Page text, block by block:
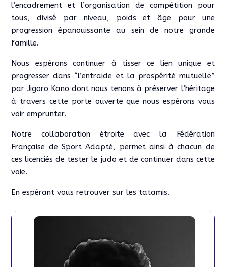
l’encadrement et l’organisation de compétition pour
tous, divisé par niveau, poids et âge pour une
progression épanouissante au sein de notre grande
famille.
Nous espérons continuer à tisser ce lien unique et
progresser dans “l’entraide et la prospérité mutuelle”
par Jigoro Kano dont nous tenons à préserver l’héritage
à travers cette porte ouverte que nous espérons vous
voir emprunter.
Notre collaboration étroite avec la Fédération
Française de Sport Adapté, permet ainsi à chacun de
ces licenciés de tester le judo et de continuer dans cette
voie.
En espérant vous retrouver sur les tatamis.